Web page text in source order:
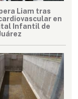
Liam tras
en
Infantil de